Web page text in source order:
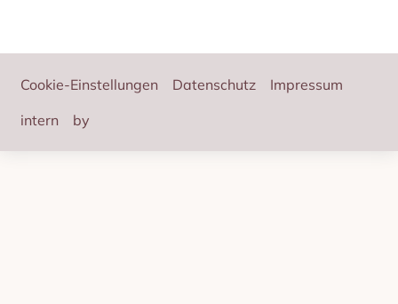
Footer
Cookie-Einstellungen Datenschutz
Impressum
intern
by